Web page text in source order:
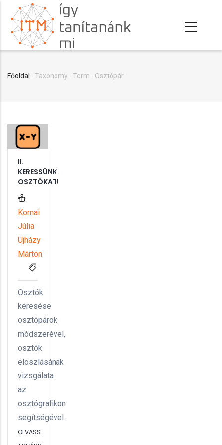
Ugrás
tartalomra
Morzsa
Főoldal -Taxonomy -Term - Osztópár
II.
KERESSÜNK
OSZTÓKAT!
Kornai
Júlia
Ujházy
Márton
Osztók
keresése
osztópárok
módszerével,
osztók
eloszlásának
vizsgálata
az
osztógrafikon
segítségével.
OLVASS